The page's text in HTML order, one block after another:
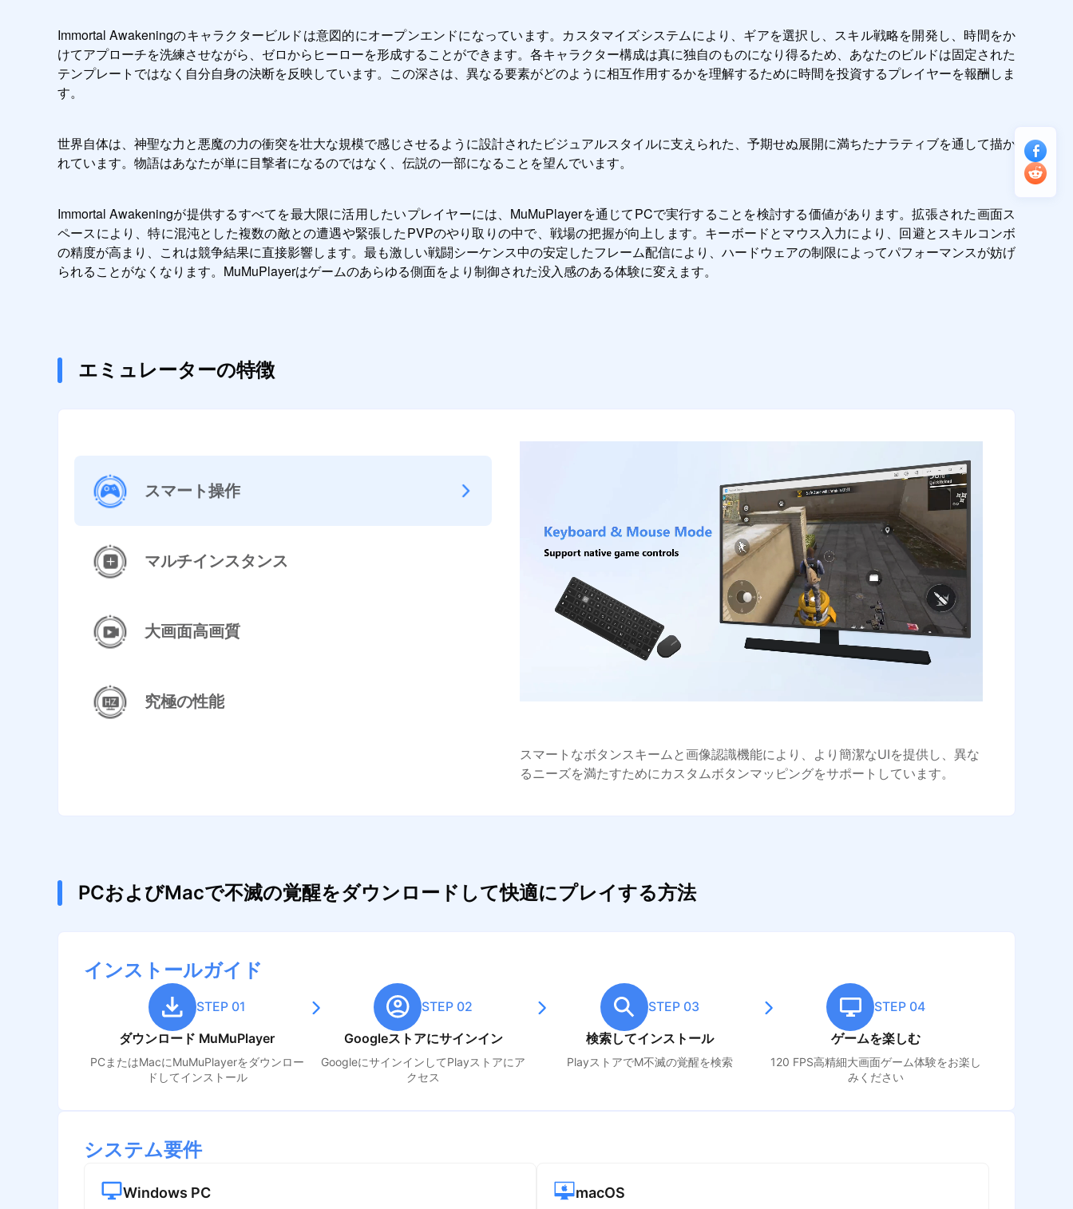
Immortal Awakeningのキャラクタービルドは意図的にオープンエンドになっています。カスタマイズシステムにより、ギアを選択し、スキル戦略を開発し、時間をか
けてアプローチを洗練させながら、ゼロからヒーローを形成することができます。各キャラクター構成は真に独自のものになり得るため、あなたのビルドは固定された
テンプレートではなく自分自身の決断を反映しています。この深さは、異なる要素がどのように相互作用するかを理解するために時間を投資するプレイヤーを報酬しま
す。
世界自体は、神聖な力と悪魔の力の衝突を壮大な規模で感じさせるように設計されたビジュアルスタイルに支えられた、予期せぬ展開に満ちたナラティブを通して描か
れています。物語はあなたが単に目撃者になるのではなく、伝説の一部になることを望んでいます。
Immortal Awakeningが提供するすべてを最大限に活用したいプレイヤーには、MuMuPlayerを通じてPCで実行することを検討する価値があります。拡張された画面ス
ペースにより、特に混沌とした複数の敵との遭遇や緊張したPVPのやり取りの中で、戦場の把握が向上します。キーボードとマウス入力により、回避とスキルコンボ
の精度が高まり、これは競争結果に直接影響します。最も激しい戦闘シーケンス中の安定したフレーム配信により、ハードウェアの制限によってパフォーマンスが妨げ
られることがなくなります。MuMuPlayerはゲームのあらゆる側面をより制御された没入感のある体験に変えます。
エミュレーターの特徴
スマート操作
マルチインスタンス
大画面高画質
究極の性能
スマートなボタンスキームと画像認識機能により、より簡潔なUIを提供し、異な
るニーズを満たすためにカスタムボタンマッピングをサポートしています。
PCおよびMacで不滅の覚醒をダウンロードして快適にプレイする方法
インストールガイド
STEP 01
ダウンロード MuMuPlayer
PCまたはMacにMuMuPlayerをダウンロー
ドしてインストール
STEP 02
Googleストアにサインイン
GoogleにサインインしてPlayストアにア
クセス
STEP 03
検索してインストール
PlayストアでM不滅の覚醒を検索
STEP 04
ゲームを楽しむ
120 FPS高精細大画面ゲーム体験をお楽し
みください
システム要件
Windows PC macOS